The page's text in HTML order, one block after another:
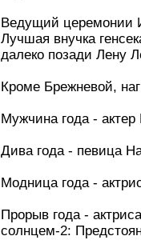
Ведущий церемонии
Лучшая внучка
далеко позади Лену
Кроме Брежневой,
Мужчина года -
Дива года - певица
Модница года -
Прорыв года -
солнцем-2: